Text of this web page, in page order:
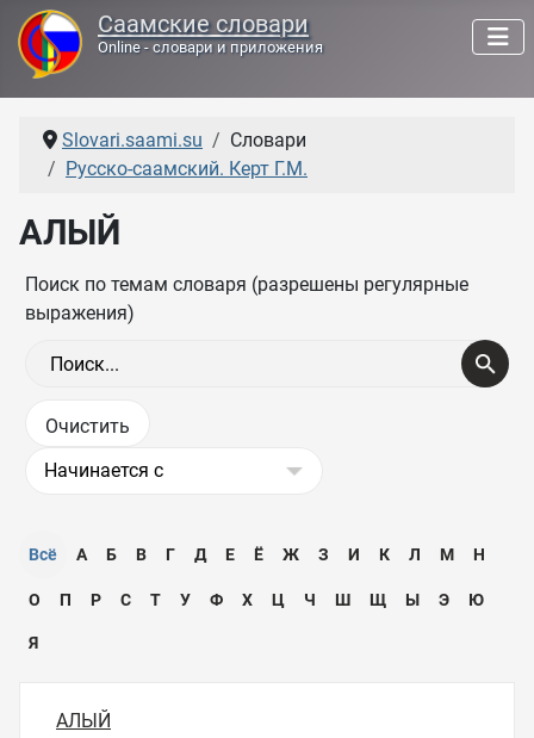
Саамские словари
Online - словари и приложения
Slovari.saami.su
Словари
Русско-саамский. Керт Г.М.
АЛЫЙ
Поиск по темам словаря (разрешены регулярные
выражения)
Всё А Б В Г Д Е Ё Ж З И К Л М Н
О П Р С Т У Ф Х Ц Ч Ш Щ Ы Э Ю
Я
АЛЫЙ